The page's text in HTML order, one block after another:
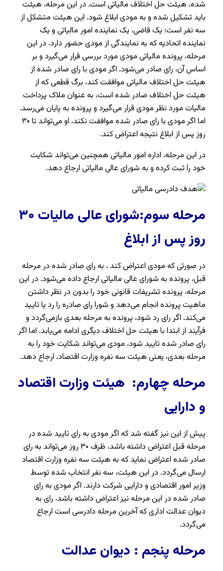
شده، هیئت حل اختلاف مالیاتی است. در این مرحله، هیئت
باید تشکیل شده و به مودی ابلاغ شود. این هیئت متشکل از
سه نفر است: یک قاضی، یک نماینده امور مالیاتی و یک
نماینده اتحادیه که به نمایندگی از مودی حضور دارد. در این
مرحله، پرونده مالیاتی مودی مورد بررسی قرار می‌گیرد و بر
اساس آن، رای صادر می‌شود. اگر مودی با رای صادر شده از
هیئت حل اختلاف مالیاتی موافقت کند، برگ قطعی که از
هیئت حل اختلاف صادر شده است، به عنوان ملاک پرداخت
مالیات مورد نظر مودی قرار می‌گیرد و پرونده به پایان می‌رسد.
اما اگر مودی با رای صادر شده موافقت نکند، او می‌تواند تا ۳۰
روز پس از ابلاغ نتیجه اعتراض کند.
در این مرحله، اداره امور مالیاتی همچنین می‌تواند شکایت
خود را ثبت کرده و به شورای عالی مالیاتی ارجاع دهد.
مرحله سوم:شورای عالی مالیات ۳۰
روز پس از ابلاغ
در صورتی که مودی اعتراض کند ، به رای صادر شده در مرحله
قبل، پرونده به شورای عالی مالیاتی ارجاع داده می‌شود. در این
مرحله، پرونده تشریفات قانونی خود را بدون در نظر داشتن
ماهیت پرونده انجام می‌دهد و شورا رای صادره را رد یا تایید
می‌کند. اگر رای رد شود، پرونده به مرحله بعدی بازمی‌گردد و
فرآیند از ابتدا با هیئت حل اختلاف دیگری ادامه می‌یابد. اما اگر
رای صادر شده تایید شود، مودی می‌تواند شکایت خود را به
مرحله بعدی، یعنی هیئت سه نفره وزارت اقتصاد، ارجاع دهد.
مرحله چهارم: هیئت وزارت اقتصاد
و دارایی
پیش از این نیز گفته شد که اگر مودی به رای تایید شده در
مرحله قبل اعتراض داشته باشد، ظرف ۳۰ روز می‌تواند به رای
صادر شده اعتراض نماید که به هیئت سه نفره وزارت اقتصاد
ارسال می‌گردد. در این هیئت، سه نفر انتخاب شده توسط
وزیر امور اقتصادی و دارایی شرکت دارند. اگر مودی به رای
صادر شده در این مرحله نیز اعتراض داشته باشد، رای به
دیوان عدالت اداری که آخرین مرحله دادرسی است ارجاع
می‌گردد.
مرحله پنجم : دیوان عدالت